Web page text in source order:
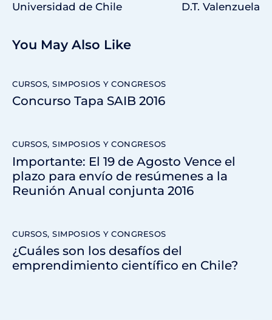
Universidad de Chile
D.T. Valenzuela
You May Also Like
CURSOS, SIMPOSIOS Y CONGRESOS
Concurso Tapa SAIB 2016
CURSOS, SIMPOSIOS Y CONGRESOS
Importante: El 19 de Agosto Vence el
plazo para envío de resúmenes a la
Reunión Anual conjunta 2016
CURSOS, SIMPOSIOS Y CONGRESOS
¿Cuáles son los desafíos del
emprendimiento científico en Chile?